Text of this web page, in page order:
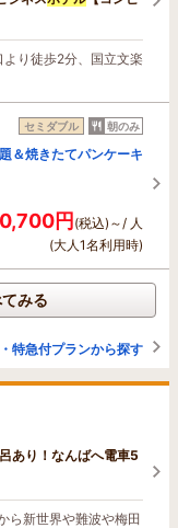
り徒歩2分、国立文楽
セミダブル 朝のみ
＆焼きたてパンケーキ
円(税込)～/ 人
(大人1名利用時)
みる
特急付プランから探す
あり！なんばへ電車5
ら新世界や難波や梅田